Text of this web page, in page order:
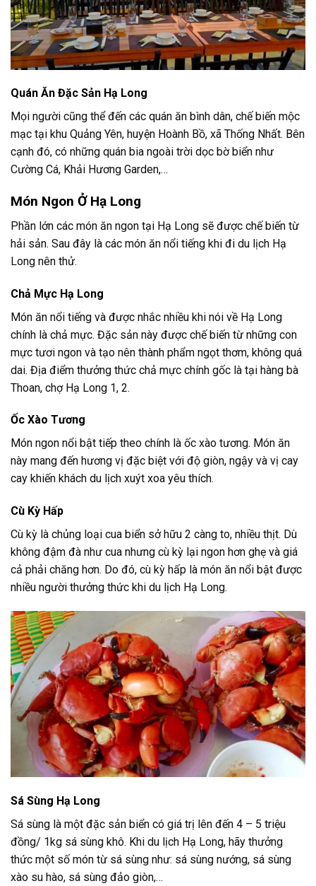
Quán Ăn Đặc Sản Hạ Long
Mọi người cũng thể đến các quán ăn bình dân, chế biến mộc
mạc tại khu Quảng Yên, huyện Hoành Bồ, xã Thống Nhất. Bên
cạnh đó, có những quán bia ngoài trời dọc bờ biển như
Cường Cá, Khải Hương Garden,…
Món Ngon Ở Hạ Long
Phần lớn các món ăn ngon tại Hạ Long sẽ được chế biến từ
hải sản. Sau đây là các món ăn nổi tiếng khi đi du lịch Hạ
Long nên thử.
Chả Mực Hạ Long
Món ăn nổi tiếng và được nhắc nhiều khi nói về Hạ Long
chính là chả mực. Đặc sản này được chế biến từ những con
mực tươi ngon và tạo nên thành phẩm ngọt thơm, không quá
dai. Địa điểm thưởng thức chả mực chính gốc là tại hàng bà
Thoan, chợ Hạ Long 1, 2.
Ốc Xào Tương
Món ngon nổi bật tiếp theo chính là ốc xào tương. Món ăn
này mang đến hương vị đặc biệt với độ giòn, ngậy và vị cay
cay khiến khách du lịch xuýt xoa yêu thích.
Cù Kỳ Hấp
Cù kỳ là chủng loại cua biển sở hữu 2 càng to, nhiều thịt. Dù
không đậm đà như cua nhưng cù kỳ lại ngon hơn ghẹ và giá
cả phải chăng hơn. Do đó, cù kỳ hấp là món ăn nổi bật được
nhiều người thưởng thức khi du lịch Hạ Long.
Sá Sùng Hạ Long
Sá sùng là một đặc sản biển có giá trị lên đến 4 – 5 triệu
đồng/ 1kg sá sùng khô. Khi du lịch Hạ Long, hãy thưởng
thức một số món từ sá sùng như: sá sùng nướng, sá sùng
xào su hào, sá sùng đảo giòn,…